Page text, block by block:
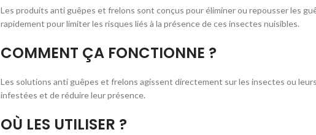
Les produits anti guêpes et frelons sont conçus pour éliminer ou repousser les
rapidement pour limiter les risques liés à la présence de ces insectes nuisibles.
COMMENT ÇA FONCTIONNE ?
Les solutions anti guêpes et frelons agissent directement sur les insectes ou
infestées et de réduire leur présence.
OÙ LES UTILISER ?